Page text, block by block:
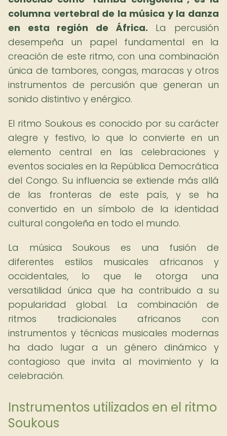
columna vertebral de la música y la danza
en esta región de África. La percusión
desempeña un papel fundamental en la
creación de este ritmo, con una combinación
única de tambores, congas, maracas y otros
instrumentos de percusión que generan un
sonido distintivo y enérgico.
El ritmo Soukous es conocido por su carácter
alegre y festivo, lo que lo convierte en un
elemento central en las celebraciones y
eventos sociales en la República Democrática
del Congo. Su influencia se extiende más allá
de las fronteras de este país, y se ha
convertido en un símbolo de la identidad
cultural congoleña en todo el mundo.
La música Soukous es una fusión de
diferentes estilos musicales africanos y
occidentales, lo que le otorga una
versatilidad única que ha contribuido a su
popularidad global. La combinación de
ritmos tradicionales africanos con
instrumentos y técnicas musicales modernas
ha dado lugar a un género dinámico y
contagioso que invita al movimiento y la
celebración.
Instrumentos utilizados en el ritmo
Soukous